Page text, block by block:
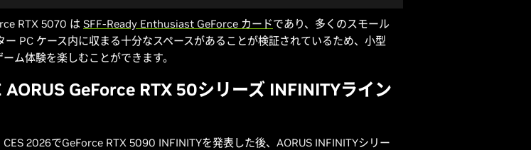
RTX 5070 は SFF-Ready Enthusiast GeForce カードであり、多くのスモール
ー PC ケース内に収まる十分なスペースがあることが検証されているため、小型
ム体験を楽しむことができます。
AORUS GeForce RTX 50シリーズ INFINITYライン
CES 2026でGeForce RTX 5090 INFINITYを発表した後、AORUS INFINITYシリー